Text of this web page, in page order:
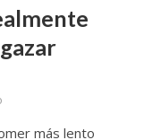
más lento